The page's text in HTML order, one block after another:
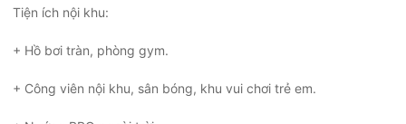
Tiện ích nội khu:
+ Hồ bơi tràn, phòng gym.
+ Công viên nội khu, sân bóng, khu vui chơi trẻ em.